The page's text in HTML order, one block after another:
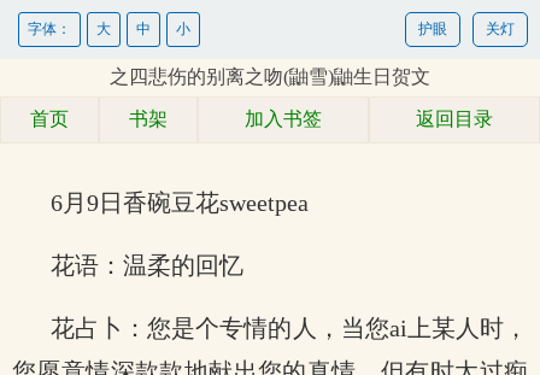
关灯
护眼
字体： 大 中 小
之四悲伤的别离之吻(鼬雪)鼬生日贺文
首页 书架 加入书签 返回目录
6月9日香碗豆花sweetpea
花语：温柔的回忆
花占卜：您是个专情的人，当您ai上某人时，